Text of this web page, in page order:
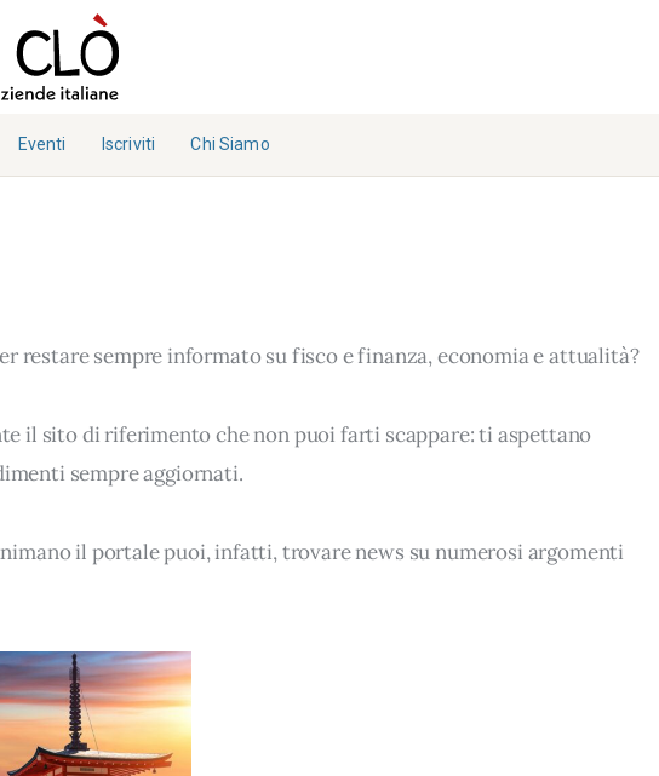
Eventi Iscriviti Chi Siamo
noi
ti
restare sempre informato su fisco e finanza, economia e attualità?
il sito di riferimento che non puoi farti scappare: ti aspettano
sempre aggiornati.
il portale puoi, infatti, trovare news su numerosi argomenti